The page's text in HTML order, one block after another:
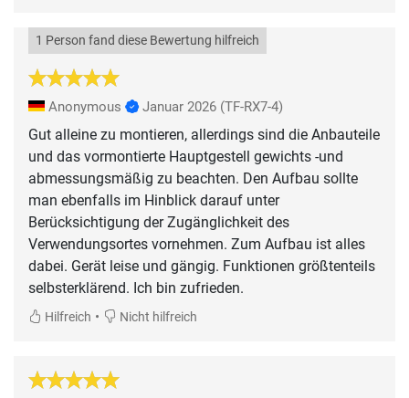
1 Person fand diese Bewertung hilfreich
Anonymous Januar 2026 (TF-RX7-4)
Gut alleine zu montieren, allerdings sind die Anbauteile
und das vormontierte Hauptgestell gewichts -und
abmessungsmäßig zu beachten. Den Aufbau sollte
man ebenfalls im Hinblick darauf unter
Berücksichtigung der Zugänglichkeit des
Verwendungsortes vornehmen. Zum Aufbau ist alles
dabei. Gerät leise und gängig. Funktionen größtenteils
selbsterklärend. Ich bin zufrieden.
Hilfreich • Nicht hilfreich